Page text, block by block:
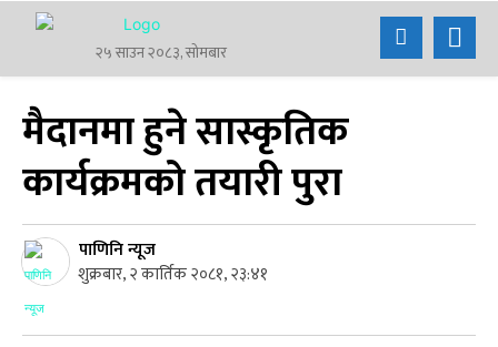
२५ साउन २०८३, सोमबार
मैदानमा हुने सास्कृतिक
कार्यक्रमको तयारी पुरा
पाणिनि न्यूज
शुक्रबार, २ कार्तिक २०८१, २३:४१